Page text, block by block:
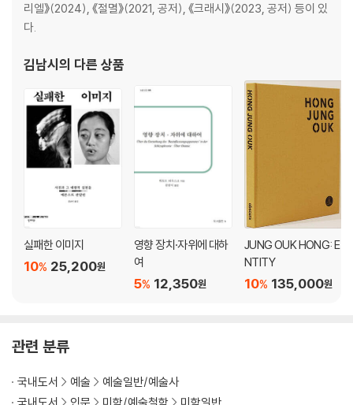
리엘》(2024), 《절멸》(2021, 공저), 《크래시》(2023, 공저) 등이 있
다.
김남시 의 다른 상품
실패한 이미지
25,200원
10%
영향 장치·자위에 대하
여
12,350원
5%
JUNG OUK HONG: E
NTITY
135,000원
10%
관련 분류
국내도서 예술
예술일반/예술사